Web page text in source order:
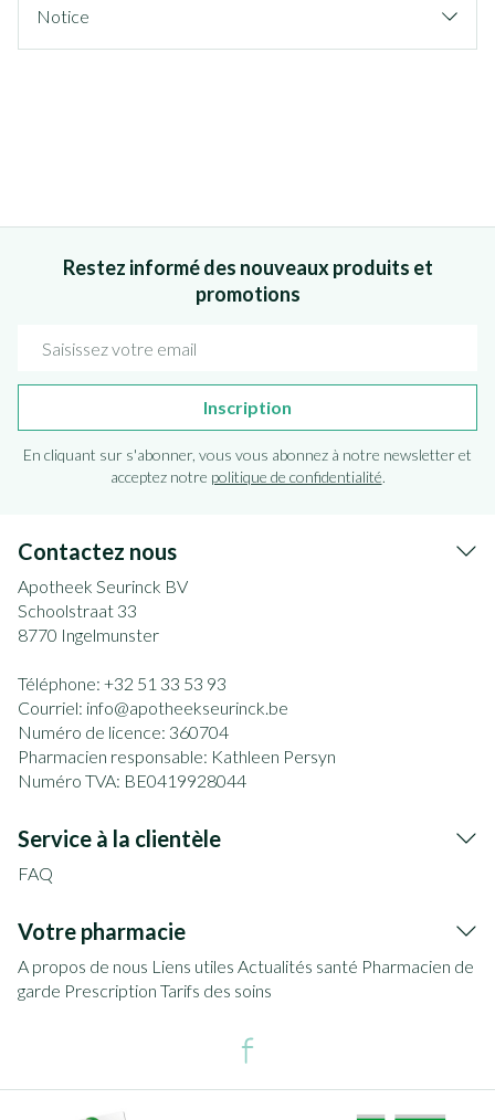
Notice
Restez informé des nouveaux produits et
promotions
Inscription
En cliquant sur s'abonner, vous vous abonnez à notre newsletter et
acceptez notre politique de confidentialité.
Contactez nous
Apotheek Seurinck BV
Schoolstraat 33
8770 Ingelmunster
Téléphone: +32 51 33 53 93
Courriel: info@apotheekseurinck.be
Numéro de licence: 360704
Pharmacien responsable: Kathleen Persyn
Numéro TVA: BE0419928044
Service à la clientèle
FAQ
Votre pharmacie
A propos de nous Liens utiles Actualités santé Pharmacien de
garde Prescription Tarifs des soins